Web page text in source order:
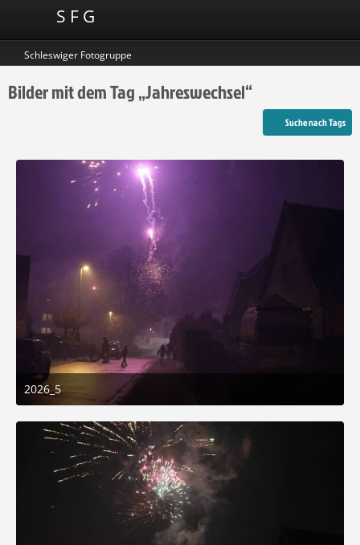
S F G
Schleswiger Fotogruppe
Bilder mit dem Tag „Jahreswechsel“
Suche nach Tags
2026_5
1. Januar 2026 um 01:50